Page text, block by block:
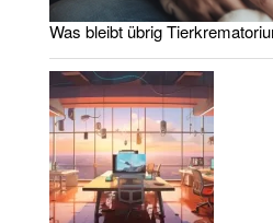
Was bleibt übrig